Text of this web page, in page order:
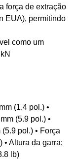
força de extração
EUA), permitindo
como um
(1.4 pol.) •
(5.9 pol.) •
pol.) • Força
• Altura da garra:
lb)